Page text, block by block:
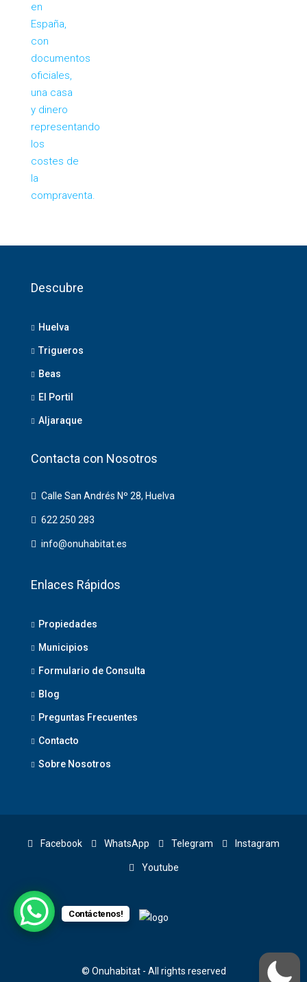
Descubre
Huelva
Trigueros
Beas
El Portil
Aljaraque
Contacta con Nosotros
Calle San Andrés Nº 28, Huelva
622 250 283
info@onuhabitat.es
Enlaces Rápidos
Propiedades
Municipios
Formulario de Consulta
Blog
Preguntas Frecuentes
Contacto
Sobre Nosotros
Facebook WhatsApp Telegram Instagram
Youtube
© Onuhabitat - All rights reserved
Contáctenos!